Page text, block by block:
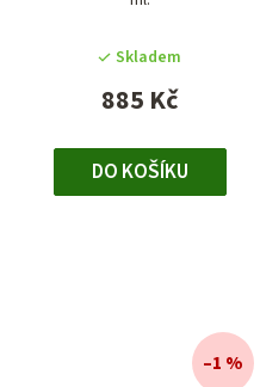
Skladem
885 Kč
DO KOŠÍKU
–1 %